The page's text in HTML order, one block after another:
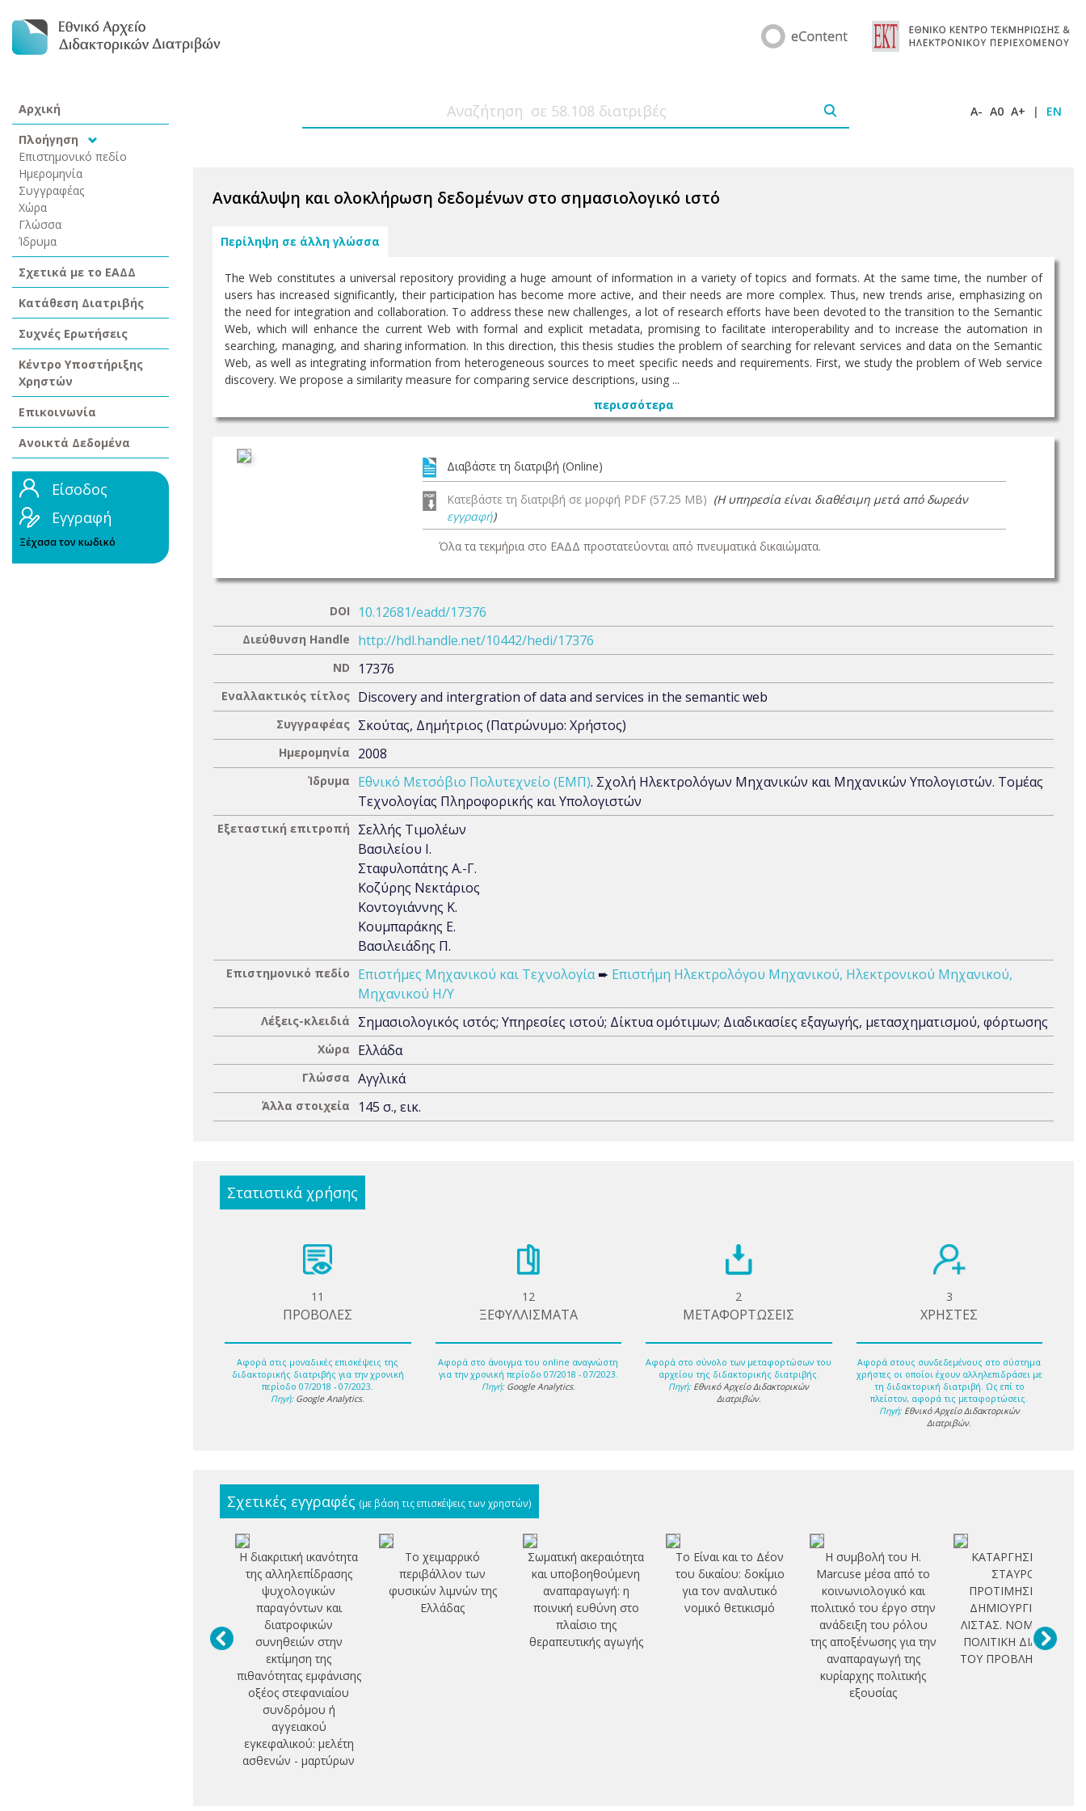
Αρχική
Πλοήγηση
Επιστημονικό πεδίο
Ημερομηνία
Συγγραφέας
Χώρα
Γλώσσα
Ίδρυμα
Σχετικά με το ΕΑΔΔ
Κατάθεση Διατριβής
Συχνές Ερωτήσεις
Κέντρο Υποστήριξης
Χρηστών
Επικοινωνία
Ανοικτά Δεδομένα
Είσοδος
Εγγραφή
Ξέχασα τον κωδικό
A- A0 A+ | EN
Ανακάλυψη και ολοκλήρωση δεδομένων στο σημασιολογικό ιστό
Περίληψη σε άλλη γλώσσα
The Web constitutes a universal repository providing a huge amount of information in a variety of topics and formats. At the same time, the number of
users has increased significantly, their participation has become more active, and their needs are more complex. Thus, new trends arise, emphasizing on
the need for integration and collaboration. To address these new challenges, a lot of research efforts have been devoted to the transition to the Semantic
Web, which will enhance the current Web with formal and explicit metadata, promising to facilitate interoperability and to increase the automation in
searching, managing, and sharing information. In this direction, this thesis studies the problem of searching for relevant services and data on the Semantic
Web, as well as integrating information from heterogeneous sources to meet specific needs and requirements. First, we study the problem of Web service
discovery. We propose a similarity measure for comparing service descriptions, using ...
περισσότερα
Διαβάστε τη διατριβή (Online)
Κατεβάστε τη διατριβή σε μορφή PDF (57.25 MB) (Η υπηρεσία είναι διαθέσιμη μετά από δωρεάν
εγγραφή)
Όλα τα τεκμήρια στο ΕΑΔΔ προστατεύονται από πνευματικά δικαιώματα.
DOI 10.12681/eadd/17376
Διεύθυνση Handle http://hdl.handle.net/10442/hedi/17376
ND 17376
Εναλλακτικός τίτλος Discovery and intergration of data and services in the semantic web
Συγγραφέας Σκούτας, Δημήτριος (Πατρώνυμο: Χρήστος)
Ημερομηνία 2008
Ίδρυμα Εθνικό Μετσόβιο Πολυτεχνείο (ΕΜΠ). Σχολή Ηλεκτρολόγων Μηχανικών και Μηχανικών Υπολογιστών. Τομέας
Τεχνολογίας Πληροφορικής και Υπολογιστών
Εξεταστική επιτροπή
Σελλής Τιμολέων
Βασιλείου Ι.
Σταφυλοπάτης Α.-Γ.
Κοζύρης Νεκτάριος
Κοντογιάννης Κ.
Κουμπαράκης Ε.
Βασιλειάδης Π.
Επιστημονικό πεδίο Επιστήμες Μηχανικού και Τεχνολογία➨ Επιστήμη Ηλεκτρολόγου Μηχανικού, Ηλεκτρονικού Μηχανικού,
Μηχανικού Η/Υ
Λέξεις-κλειδιά Σημασιολογικός ιστός; Υπηρεσίες ιστού; Δίκτυα ομότιμων; Διαδικασίες εξαγωγής, μετασχηματισμού, φόρτωσης
Χώρα Ελλάδα
Γλώσσα Αγγλικά
Άλλα στοιχεία 145 σ., εικ.
Στατιστικά χρήσης
11
ΠΡΟΒΟΛΕΣ
Αφορά στις μοναδικές επισκέψεις της
διδακτορικής διατριβής για την χρονική
περίοδο 07/2018 - 07/2023.
Πηγή: Google Analytics.
12
ΞΕΦΥΛΛΙΣΜΑΤΑ
Αφορά στο άνοιγμα του online αναγνώστη
για την χρονική περίοδο 07/2018 - 07/2023.
Πηγή: Google Analytics.
2
ΜΕΤΑΦΟΡΤΩΣΕΙΣ
Αφορά στο σύνολο των μεταφορτώσων του
αρχείου της διδακτορικής διατριβής.
Πηγή: Εθνικό Αρχείο Διδακτορικών
Διατριβών.
3
ΧΡΗΣΤΕΣ
Αφορά στους συνδεδεμένους στο σύστημα
χρήστες οι οποίοι έχουν αλληλεπιδράσει με
τη διδακτορική διατριβή. Ως επί το
πλείστον, αφορά τις μεταφορτώσεις.
Πηγή: Εθνικό Αρχείο Διδακτορικών
Διατριβών.
Σχετικές εγγραφές (με βάση τις επισκέψεις των χρηστών)
Η διακριτική ικανότητα
της αλληλεπίδρασης
ψυχολογικών
παραγόντων και
διατροφικών
συνηθειών στην
εκτίμηση της
πιθανότητας εμφάνισης
οξέος στεφανιαίου
συνδρόμου ή
αγγειακού
εγκεφαλικού: μελέτη
ασθενών - μαρτύρων
Το χειμαρρικό
περιβάλλον των
φυσικών λιμνών της
Ελλάδας
Σωματική ακεραιότητα
και υποβοηθούμενη
αναπαραγωγή: η
ποινική ευθύνη στο
πλαίσιο της
θεραπευτικής αγωγής
Το Είναι και το Δέον
του δικαίου: δοκίμιο
για τον αναλυτικό
νομικό θετικισμό
Η συμβολή του H.
Marcuse μέσα από το
κοινωνιολογικό και
πολιτικό του έργο στην
ανάδειξη του ρόλου
της αποξένωσης για την
αναπαραγωγή της
κυρίαρχης πολιτικής
εξουσίας
ΚΑΤΑΡΓΗΣΗ ΤΟΥ
ΣΤΑΥΡΟΥ
ΠΡΟΤΙΜΗΣΗΣ ΚΑΙ
ΔΗΜΙΟΥΡΓΙΑ ΤΗΣ
ΛΙΣΤΑΣ. ΝΟΜΙΚΗ ΚΑΙ
ΠΟΛΙΤΙΚΗ ΔΙΑΣΤΑΣΗ
ΤΟΥ ΠΡΟΒΛΗΜΑΤΟΣ